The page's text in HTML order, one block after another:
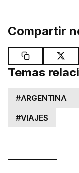
Compartir
Temas
#ARGENTINA
#VIAJES